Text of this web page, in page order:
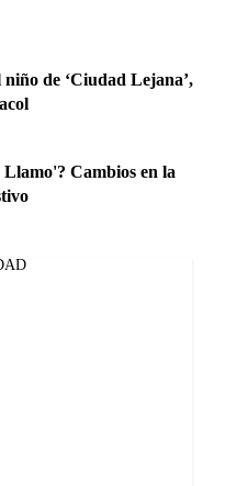
de ‘Ciudad Lejana’,
Llamo'? Cambios en la